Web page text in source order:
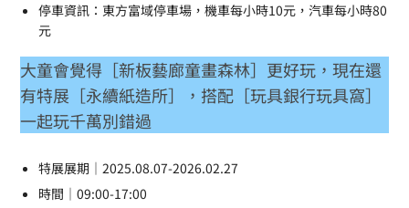
停車資訊：東方富域停車場，機車每小時10元，汽車每小時80
元
大童會覺得［新板藝廊童畫森林］更好玩，現在還
有特展［永續紙造所］，搭配［玩具銀行玩具窩］
一起玩千萬別錯過
特展展期｜2025.08.07-2026.02.27
時間｜09:00-17:00